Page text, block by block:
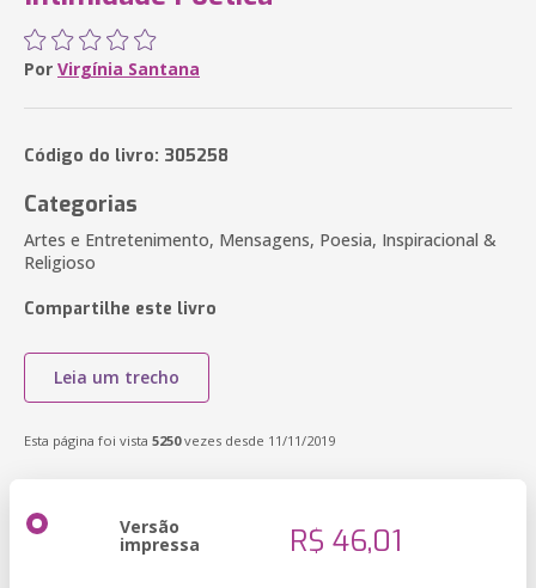
Por Virgínia Santana
Código do livro: 305258
Categorias
Artes e Entretenimento, Mensagens, Poesia, Inspiracional &
Religioso
Compartilhe este livro
Leia um trecho
Esta página foi vista 5250vezes desde 11/11/2019
Versão
impressa R$ 46,01